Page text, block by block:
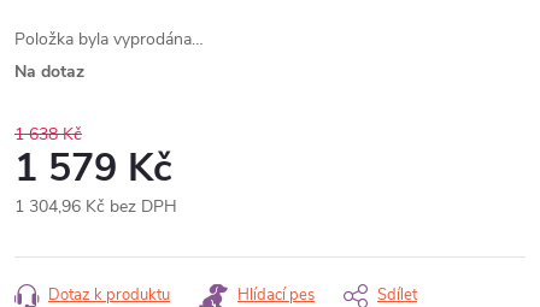
Položka byla vyprodána…
Na dotaz
1 638 Kč
1 579 Kč
1 304,96 Kč bez DPH
cena:
Dotaz k produktu Hlídací pes Sdílet